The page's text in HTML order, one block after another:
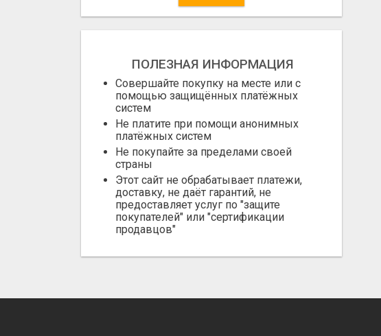
ПОЛЕЗНАЯ ИНФОРМАЦИЯ
Совершайте покупку на месте или с
помощью защищённых платёжных
систем
Не платите при помощи анонимных
платёжных систем
Не покупайте за пределами своей
страны
Этот сайт не обрабатывает платежи,
доставку, не даёт гарантий, не
предоставляет услуг по "защите
покупателей" или "сертификации
продавцов"